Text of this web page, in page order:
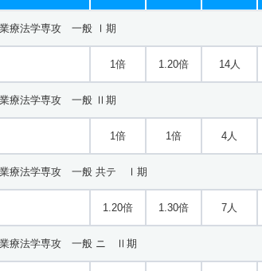
業療法学専攻 一般 Ⅰ期
1倍 1.20倍 14人
業療法学専攻 一般 Ⅱ期
1倍 1倍 4人
業療法学専攻 一般 共テ Ⅰ期
1.20倍 1.30倍 7人
業療法学専攻 一般 ニ Ⅱ期